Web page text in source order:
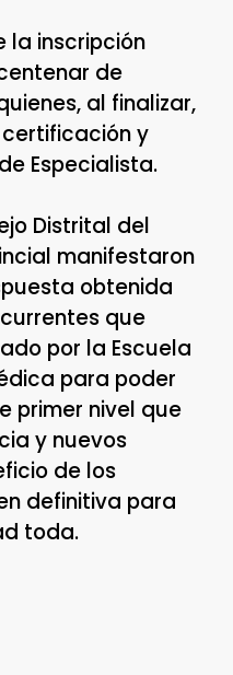
la inscripción
de
al finalizar,
y
Especialista.
Distrital del
manifestaron
obtenida
que
por la Escuela
para poder
primer nivel que
y nuevos
de los
definitiva para
toda.